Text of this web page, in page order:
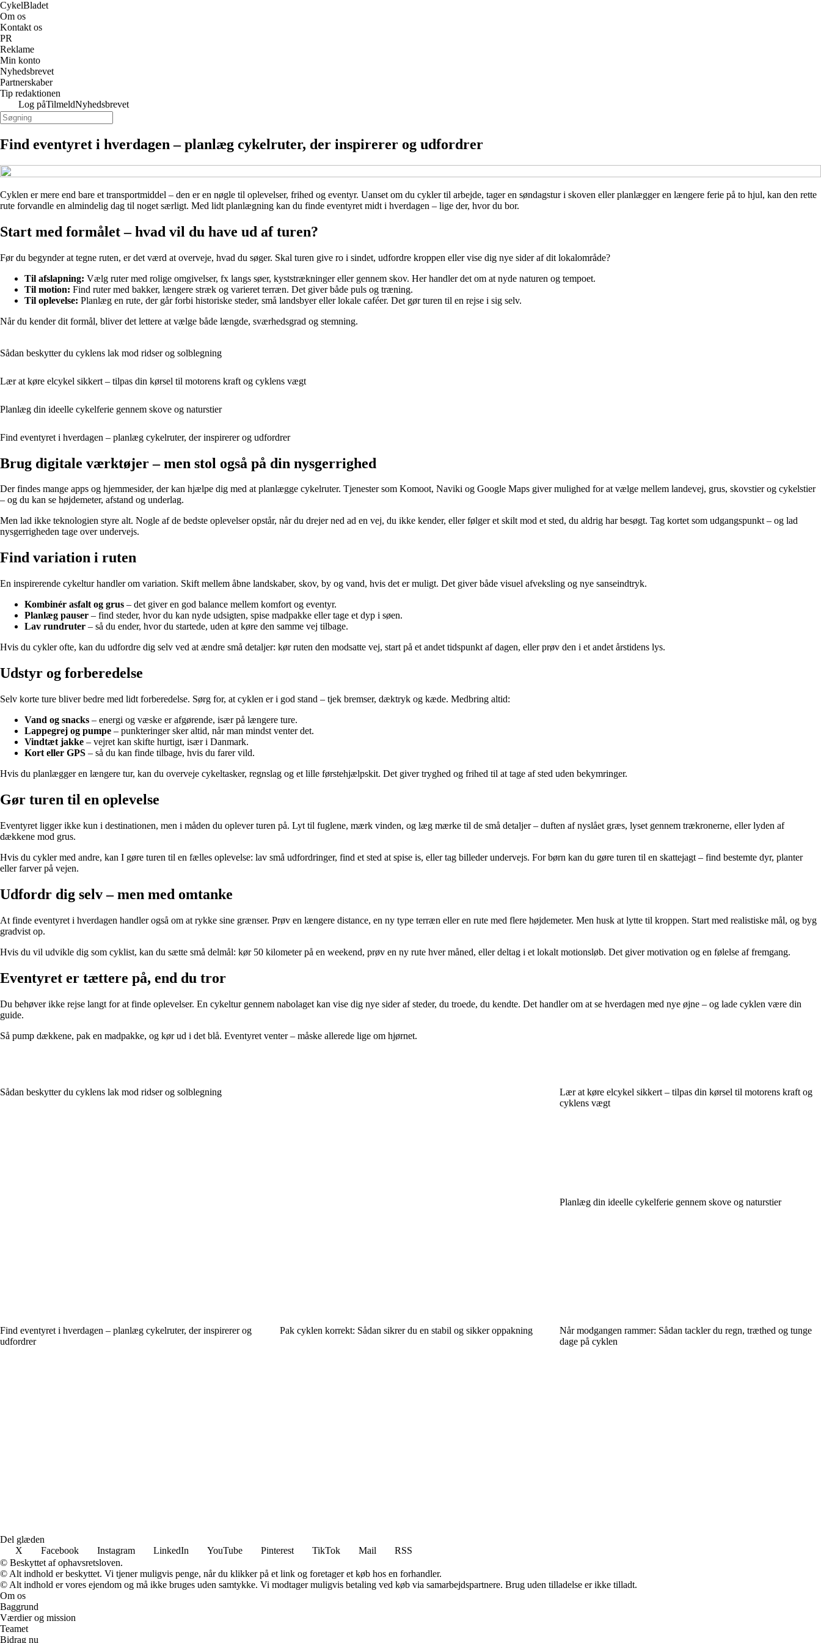
CykelBladet
Om os
Kontakt os
PR
Reklame
Min konto
Nyhedsbrevet
Partnerskaber
Tip redaktionen
Log påTilmeldNyhedsbrevet
Find eventyret i hverdagen – planlæg cykelruter, der inspirerer og udfordrer
Cyklen er mere end bare et transportmiddel – den er en nøgle til oplevelser, frihed og eventyr. Uanset om du cykler til arbejde, tager en søndagstur i skoven eller planlægger en længere ferie på to hjul, kan den rette
rute forvandle en almindelig dag til noget særligt. Med lidt planlægning kan du finde eventyret midt i hverdagen – lige der, hvor du bor.
Start med formålet – hvad vil du have ud af turen?
Før du begynder at tegne ruten, er det værd at overveje, hvad du søger. Skal turen give ro i sindet, udfordre kroppen eller vise dig nye sider af dit lokalområde?
Til afslapning: Vælg ruter med rolige omgivelser, fx langs søer, kyststrækninger eller gennem skov. Her handler det om at nyde naturen og tempoet.
Til motion: Find ruter med bakker, længere stræk og varieret terræn. Det giver både puls og træning.
Til oplevelse: Planlæg en rute, der går forbi historiske steder, små landsbyer eller lokale caféer. Det gør turen til en rejse i sig selv.
Når du kender dit formål, bliver det lettere at vælge både længde, sværhedsgrad og stemning.
Sådan beskytter du cyklens lak mod ridser og solblegning
Lær at køre elcykel sikkert – tilpas din kørsel til motorens kraft og cyklens vægt
Planlæg din ideelle cykelferie gennem skove og naturstier
Find eventyret i hverdagen – planlæg cykelruter, der inspirerer og udfordrer
Brug digitale værktøjer – men stol også på din nysgerrighed
Der findes mange apps og hjemmesider, der kan hjælpe dig med at planlægge cykelruter. Tjenester som Komoot, Naviki og Google Maps giver mulighed for at vælge mellem landevej, grus, skovstier og cykelstier
– og du kan se højdemeter, afstand og underlag.
Men lad ikke teknologien styre alt. Nogle af de bedste oplevelser opstår, når du drejer ned ad en vej, du ikke kender, eller følger et skilt mod et sted, du aldrig har besøgt. Tag kortet som udgangspunkt – og lad
nysgerrigheden tage over undervejs.
Find variation i ruten
En inspirerende cykeltur handler om variation. Skift mellem åbne landskaber, skov, by og vand, hvis det er muligt. Det giver både visuel afveksling og nye sanseindtryk.
Kombinér asfalt og grus – det giver en god balance mellem komfort og eventyr.
Planlæg pauser – find steder, hvor du kan nyde udsigten, spise madpakke eller tage et dyp i søen.
Lav rundruter – så du ender, hvor du startede, uden at køre den samme vej tilbage.
Hvis du cykler ofte, kan du udfordre dig selv ved at ændre små detaljer: kør ruten den modsatte vej, start på et andet tidspunkt af dagen, eller prøv den i et andet årstidens lys.
Udstyr og forberedelse
Selv korte ture bliver bedre med lidt forberedelse. Sørg for, at cyklen er i god stand – tjek bremser, dæktryk og kæde. Medbring altid:
Vand og snacks – energi og væske er afgørende, især på længere ture.
Lappegrej og pumpe – punkteringer sker altid, når man mindst venter det.
Vindtæt jakke – vejret kan skifte hurtigt, især i Danmark.
Kort eller GPS – så du kan finde tilbage, hvis du farer vild.
Hvis du planlægger en længere tur, kan du overveje cykeltasker, regnslag og et lille førstehjælpskit. Det giver tryghed og frihed til at tage af sted uden bekymringer.
Gør turen til en oplevelse
Eventyret ligger ikke kun i destinationen, men i måden du oplever turen på. Lyt til fuglene, mærk vinden, og læg mærke til de små detaljer – duften af nyslået græs, lyset gennem trækronerne, eller lyden af
dækkene mod grus.
Hvis du cykler med andre, kan I gøre turen til en fælles oplevelse: lav små udfordringer, find et sted at spise is, eller tag billeder undervejs. For børn kan du gøre turen til en skattejagt – find bestemte dyr, planter
eller farver på vejen.
Udfordr dig selv – men med omtanke
At finde eventyret i hverdagen handler også om at rykke sine grænser. Prøv en længere distance, en ny type terræn eller en rute med flere højdemeter. Men husk at lytte til kroppen. Start med realistiske mål, og byg
gradvist op.
Hvis du vil udvikle dig som cyklist, kan du sætte små delmål: kør 50 kilometer på en weekend, prøv en ny rute hver måned, eller deltag i et lokalt motionsløb. Det giver motivation og en følelse af fremgang.
Eventyret er tættere på, end du tror
Du behøver ikke rejse langt for at finde oplevelser. En cykeltur gennem nabolaget kan vise dig nye sider af steder, du troede, du kendte. Det handler om at se hverdagen med nye øjne – og lade cyklen være din
guide.
Så pump dækkene, pak en madpakke, og kør ud i det blå. Eventyret venter – måske allerede lige om hjørnet.
Sådan beskytter du cyklens lak mod ridser og solblegning
Lær at køre elcykel sikkert – tilpas din kørsel til motorens kraft og
cyklens vægt
Planlæg din ideelle cykelferie gennem skove og naturstier
Find eventyret i hverdagen – planlæg cykelruter, der inspirerer og
udfordrer
Pak cyklen korrekt: Sådan sikrer du en stabil og sikker oppakning
Når modgangen rammer: Sådan tackler du regn, træthed og tunge
dage på cyklen
Del glæden
X
Facebook Instagram LinkedIn YouTube Pinterest TikTok Mail
RSS
© Beskyttet af ophavsretsloven.
© Alt indhold er beskyttet. Vi tjener muligvis penge, når du klikker på et link og foretager et køb hos en forhandler.
© Alt indhold er vores ejendom og må ikke bruges uden samtykke. Vi modtager muligvis betaling ved køb via samarbejdspartnere. Brug uden tilladelse er ikke tilladt.
Om os
Baggrund
Værdier og mission
Teamet
Bidrag nu